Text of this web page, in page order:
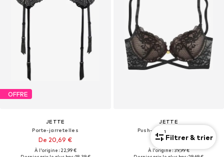
OFFRE
JETTE
Porte-jarretelles
De 20,69 €
À l'origine : 22,99 €
JETTE
Push-up Soutien-gorge
32,99 €
À l'origine : 39,99 €
1
Filtrer & trier